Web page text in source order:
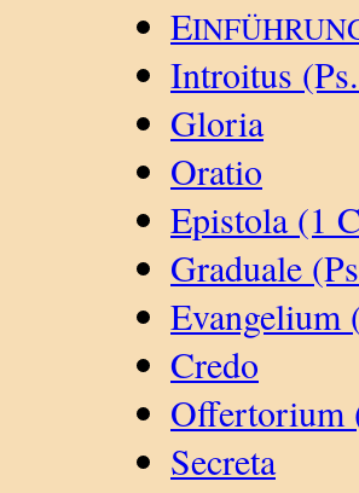
E
Introitus
Gloria
Oratio
Epistola (1
Graduale
Evangelium
Credo
Offertorium
Secreta